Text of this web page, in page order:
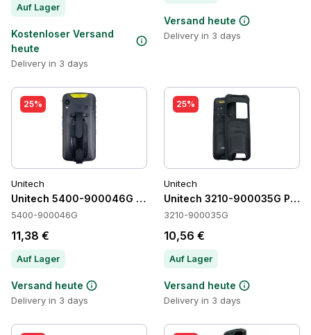
Auf Lager
Kostenloser Versand
heute
Delivery in 3 days
Versand heute
Delivery in 3 days
25%
Unitech
Unitech 5400-900046G Accessories
5400-900046G
11,38 €
Auf Lager
Versand heute
Delivery in 3 days
25%
Unitech
Unitech 3210-900035G
3210-900035G
10,56 €
Auf Lager
Versand heute
Delivery in 3 days